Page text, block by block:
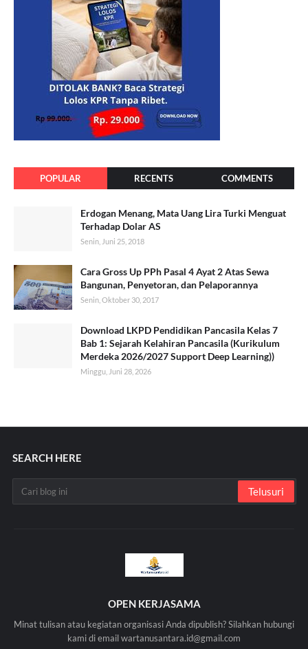
POPULAR RECENTS COMMENTS
Erdogan Menang, Mata Uang Lira Turki Menguat
Terhadap Dolar AS
Senin, Juni 25, 2018
Cara Gross Up PPh Pasal 4 Ayat 2 Atas Sewa
Bangunan, Penyetoran, dan Pelaporannya
Senin, Oktober 30, 2017
Download LKPD Pendidikan Pancasila Kelas 7
Bab 1: Sejarah Kelahiran Pancasila (Kurikulum
Merdeka 2026/2027 Support Deep Learning))
Minggu, Juni 28, 2026
SEARCH HERE
OPEN KERJASAMA
Minat tulisan atau kegiatan organisasi Anda dipublish? Silahkan hubungi
kami di email wartanusantara.id@gmail.com